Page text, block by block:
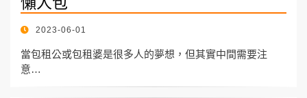
POSTED
2023-06-01
當包租公或包租婆是很多人的夢想，但其實中間需要注
意…